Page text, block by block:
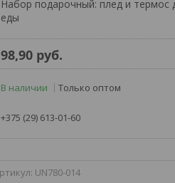
Набор подарочный: плед и термос
еды
98,90 руб.
В наличии Только оптом
+375 (29) 613-01-60
UN780-014